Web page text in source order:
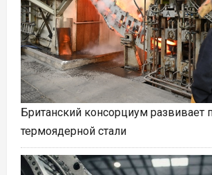
Британский консорциум развивает
термоядерной стали